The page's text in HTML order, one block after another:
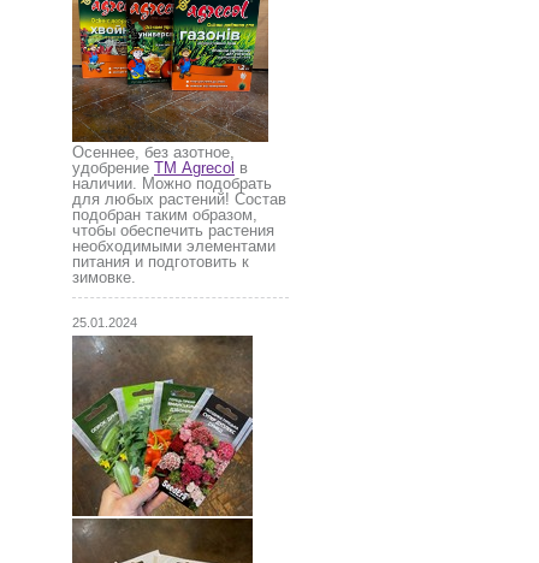
Осеннее, без азотное,
удобрение ТМ Agrecol в
наличии. Можно подобрать
для любых растений! Состав
подобран таким образом,
чтобы обеспечить растения
необходимыми элементами
питания и подготовить к
зимовке.
25.01.2024